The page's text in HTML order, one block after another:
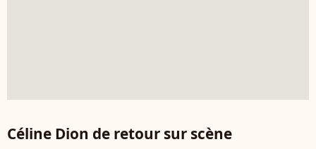
Céline Dion de retour sur scène